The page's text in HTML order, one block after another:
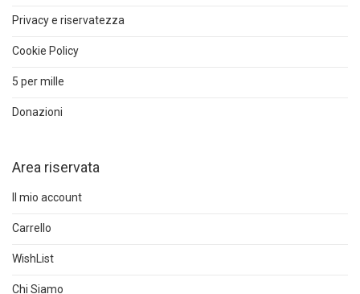
Privacy e riservatezza
Cookie Policy
5 per mille
Donazioni
Area riservata
Il mio account
Carrello
WishList
Chi Siamo